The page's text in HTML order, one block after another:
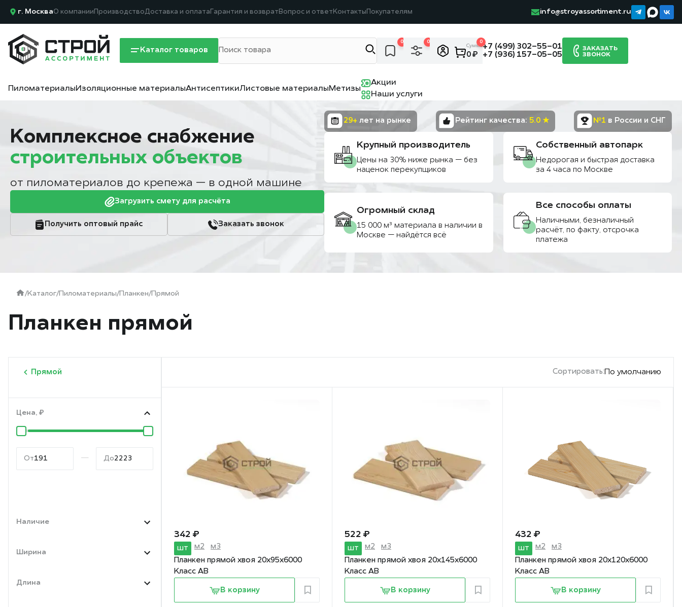
г. МоскваО компании ПроизводствоДоставка и оплата Гарантия и возврат Вопрос и ответ Контакты Покупателям info@stroyassortiment.ru
Каталог товаров
0 0 0
Сумма:
0 ₽
+7 (499) 302-55-01
+7 (936) 157-05-05
ЗАКАЗАТЬ
ЗВОНОК
ПиломатериалыИзоляционные материалыАнтисептикиЛистовые материалыМетизы
Акции
Наши услуги
Комплексное снабжение
строительных объектов
от пиломатериалов до крепежа — в одной машине
Загрузить смету для расчёта
Получить оптовый прайс Заказать звонок
29+ лет на рынке Рейтинг качества: 5.0 ★ №1 в России и СНГ
Крупный производитель
Цены на 30% ниже рынка — без
наценок перекупщиков
Собственный автопарк
Недорогая и быстрая доставка
за 4 часа по Москве
Огромный склад
15 000 м³ материала в наличии в
Москве — найдётся всё
Все способы оплаты
Наличными, безналичный
расчёт, по факту, отсрочка
платежа
/Каталог/Пиломатериалы/Планкен/Прямой
Планкен прямой
Прямой
Цена, ₽
От — До
Наличие
Ширина
Длина
Сортировать: По умолчанию
342 ₽
шт м2
м3
Планкен прямой хвоя 20х95х6000
Класс АВ
В корзину
522 ₽
шт м2
м3
Планкен прямой хвоя 20х145х6000
Класс АВ
В корзину
432 ₽
шт м2
м3
Планкен прямой хвоя 20х120х6000
Класс АВ
В корзину